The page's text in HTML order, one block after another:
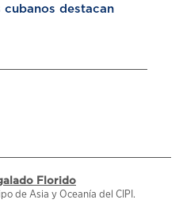
cubanos destacan
Florido
de Asia y Oceanía del CIPI.